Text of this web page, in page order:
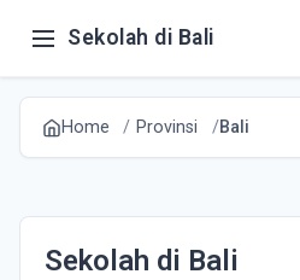
Sekolah di Bali
Home Provinsi Bali
Sekolah di Bali